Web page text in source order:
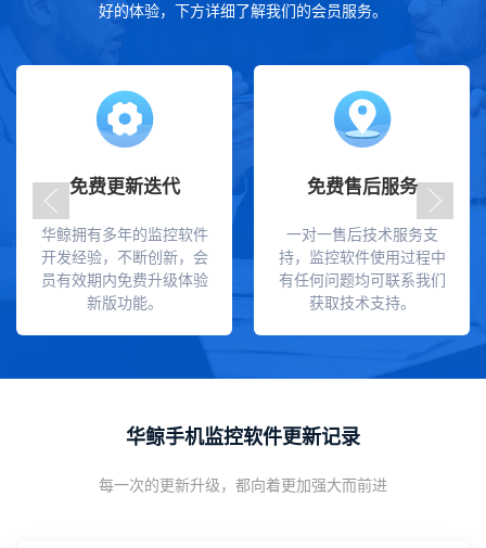
好的体验，下方详细了解我们的会员服务。
免费更新迭代
华鲸拥有多年的监控软件
开发经验，不断创新，会
员有效期内免费升级体验
新版功能。
免费售后服务
一对一售后技术服务支
持，监控软件使用过程中
有任何问题均可联系我们
获取技术支持。
华鲸手机监控软件更新记录
每一次的更新升级，都向着更加强大而前进